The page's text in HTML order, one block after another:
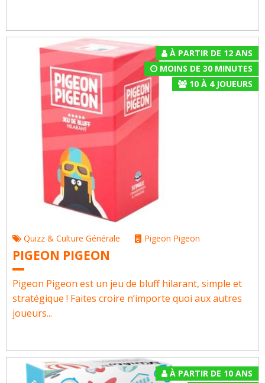
À PARTIR DE 12 ANS
MOINS DE 30 MINUTES
10À 4JOUEURS
Quizz & Culture Générale Pigeon Pigeon
PIGEON PIGEON
Pigeon Pigeon est un jeu de bluff hilarant, simple et
stratégique ! Faites croire n’importe quoi aux autres
joueurs...
À PARTIR DE 10 ANS